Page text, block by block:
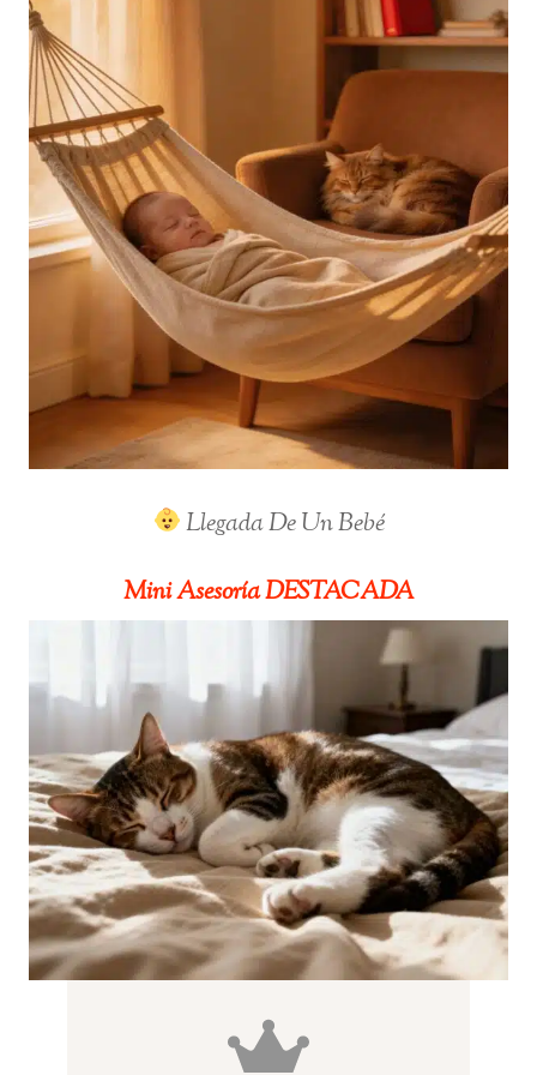
Llegada De Un Bebé
Mini AsesoríaDESTACADA